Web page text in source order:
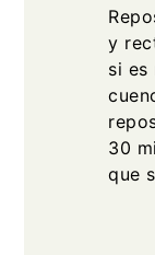
y
si es
30
que